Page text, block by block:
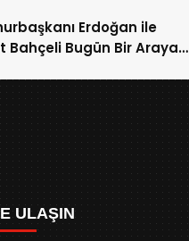
Erdoğan ile
Bahçeli Bugün Bir Araya
ULAŞIN